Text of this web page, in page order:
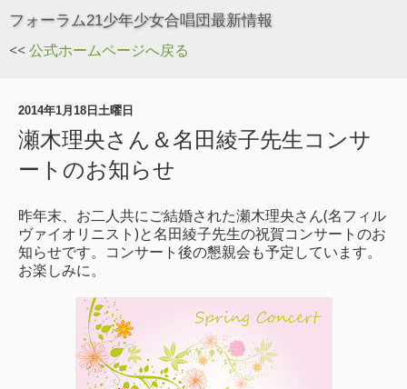
フォーラム21少年少女合唱団最新情報
<<公式ホームページへ戻る
2014年1月18日土曜日
瀬木理央さん＆名田綾子先生コンサ
ートのお知らせ
昨年末、お二人共にご結婚された瀬木理央さん(名フィル
ヴァイオリニスト)と名田綾子先生の祝賀コンサートのお
知らせです。コンサート後の懇親会も予定しています。
お楽しみに。